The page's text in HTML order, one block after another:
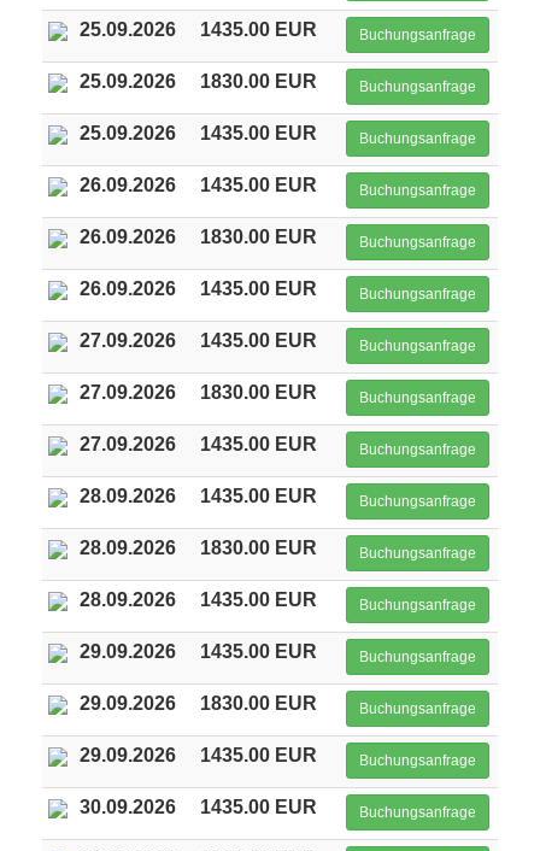
25.09.2026 1435.00 EUR Buchungsanfrage
25.09.2026 1830.00 EUR Buchungsanfrage
25.09.2026 1435.00 EUR Buchungsanfrage
26.09.2026 1435.00 EUR Buchungsanfrage
26.09.2026 1830.00 EUR Buchungsanfrage
26.09.2026 1435.00 EUR Buchungsanfrage
27.09.2026 1435.00 EUR Buchungsanfrage
27.09.2026 1830.00 EUR Buchungsanfrage
27.09.2026 1435.00 EUR Buchungsanfrage
28.09.2026 1435.00 EUR Buchungsanfrage
28.09.2026 1830.00 EUR Buchungsanfrage
28.09.2026 1435.00 EUR Buchungsanfrage
29.09.2026 1435.00 EUR Buchungsanfrage
29.09.2026 1830.00 EUR Buchungsanfrage
29.09.2026 1435.00 EUR Buchungsanfrage
30.09.2026 1435.00 EUR Buchungsanfrage